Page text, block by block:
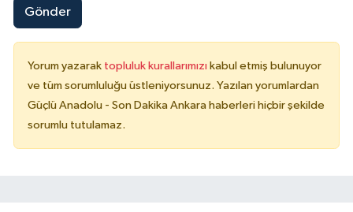
Gönder
Yorum yazarak topluluk kurallarımızı kabul etmiş bulunuyor
ve tüm sorumluluğu üstleniyorsunuz. Yazılan yorumlardan
Güçlü Anadolu - Son Dakika Ankara haberleri hiçbir şekilde
sorumlu tutulamaz.